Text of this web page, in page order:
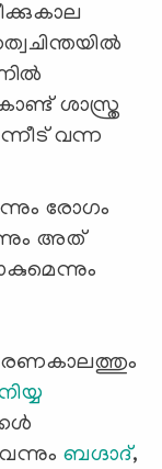
ശാസ്ത്ര
വന്ന
രോഗം
അത്
ബഗ്ദാദ്,